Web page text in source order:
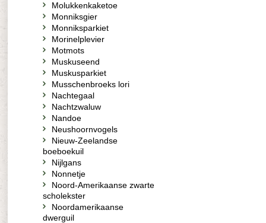
Molukkenkaketoe
Monniksgier
Monniksparkiet
Morinelplevier
Motmots
Muskuseend
Muskusparkiet
Musschenbroeks lori
Nachtegaal
Nachtzwaluw
Nandoe
Neushoornvogels
Nieuw-Zeelandse
boeboekuil
Nijlgans
Nonnetje
Noord-Amerikaanse zwarte
scholekster
Noordamerikaanse
dwerguil